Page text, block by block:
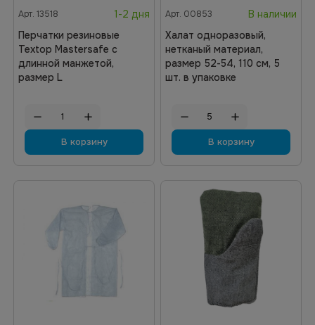
Арт. 13518
1-2 дня
Перчатки резиновые
Textop Mastersafe с
длинной манжетой,
размер L
В корзину
Арт. 00853
В наличии
Халат одноразовый,
нетканый материал,
размер 52-54, 110 см, 5
шт. в упаковке
В корзину